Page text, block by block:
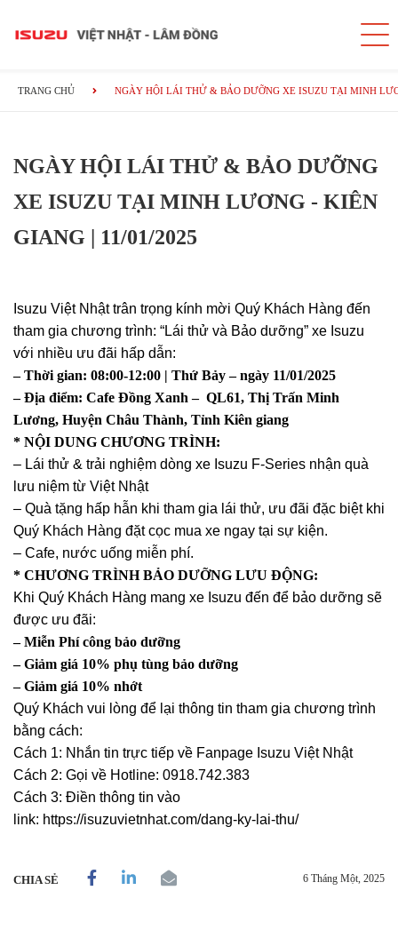
TRANG CHỦ NGÀY HỘI LÁI THỬ & BẢO DƯỠNG XE ISUZU TẠI MINH
NGÀY HỘI LÁI THỬ & BẢO DƯỠNG
XE ISUZU TẠI MINH LƯƠNG - KIÊN
GIANG | 11/01/2025
Isuzu Việt Nhật trân trọng kính mời Quý Khách Hàng đến
tham gia chương trình: “Lái thử và Bảo dưỡng” xe Isuzu
với nhiều ưu đãi hấp dẫn:
–Thời gian: 08:00-12:00 | Thứ Bảy – ngày 11/01/2025
–Địa điểm: Cafe Đồng Xanh – QL61, Thị Trấn Minh
Lương, Huyện Châu Thành, Tỉnh Kiên giang
* NỘI DUNG CHƯƠNG TRÌNH:
– Lái thử & trải nghiệm dòng xe Isuzu F-Series nhận quà
lưu niệm từ Việt Nhật
– Quà tặng hấp hẫn khi tham gia lái thử, ưu đãi đặc biệt khi
Quý Khách Hàng đặt cọc mua xe ngay tại sự kiện.
– Cafe, nước uống miễn phí.
* CHƯƠNG TRÌNH BẢO DƯỠNG LƯU ĐỘNG:
Khi Quý Khách Hàng mang xe Isuzu đến để bảo dưỡng sẽ
được ưu đãi:
– Miễn Phí công bảo dưỡng
– Giảm giá 10% phụ tùng bảo dưỡng
– Giảm giá 10% nhớt
Quý Khách vui lòng để lại thông tin tham gia chương trình
bằng cách:
Cách 1: Nhắn tin trực tiếp về Fanpage Isuzu Việt Nhật
Cách 2: Gọi về Hotline: 0918.742.383
Cách 3: Điền thông tin vào
link: https://isuzuvietnhat.com/dang-ky-lai-thu/
CHIA SẺ 6 Tháng Một, 2025